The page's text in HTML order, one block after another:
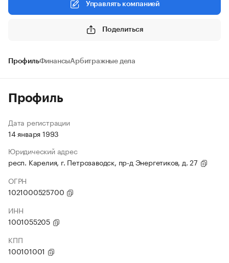
Управлять компанией
Поделиться
ПрофильФинансыАрбитражные дела
Профиль
Дата регистрации
14 января 1993
Юридический адрес
респ. Карелия, г. Петрозаводск, пр-д Энергетиков, д. 27
ОГРН
1021000525700
ИНН
1001055205
КПП
100101001